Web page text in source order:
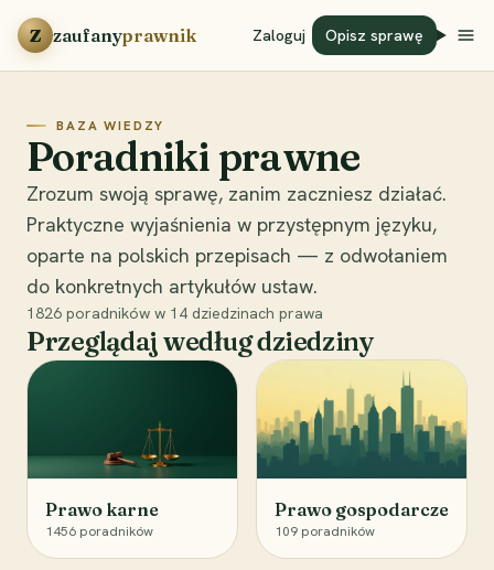
Przejdź do treści
Z zaufanyprawnik Zaloguj Opisz sprawę
BAZA WIEDZY
Poradniki prawne
Zrozum swoją sprawę, zanim zaczniesz działać.
Praktyczne wyjaśnienia w przystępnym języku,
oparte na polskich przepisach — z odwołaniem
do konkretnych artykułów ustaw.
1826 poradników w 14 dziedzinach prawa
Przeglądaj według dziedziny
Prawo karne
1456 poradników
Prawo gospodarcze
109 poradników